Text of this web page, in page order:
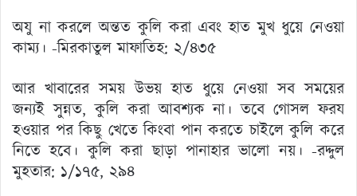
অযু না করলে অন্তত কুলি করা এবং হাত মুখ ধুয়ে নেওয়া
কাম্য। -মিরকাতুল মাফাতিহ: ২/৪৩৫
আর খাবারের সময় উভয় হাত ধুয়ে নেওয়া সব সময়ের
জন্যই সুন্নত, কুলি করা আবশ্যক না। তবে গোসল ফরয
হওয়ার পর কিছু খেতে কিংবা পান করতে চাইলে কুলি করে
নিতে হবে। কুলি করা ছাড়া পানাহার ভালো নয়। -রদ্দুল
মুহতার: ১/১৭৫, ২৯৪